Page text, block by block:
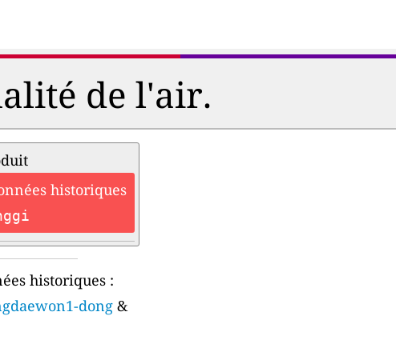
de l'air.
historiques
historiques :
dong &